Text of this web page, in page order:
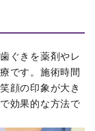
ぐきを薬剤やレ
です。施術時間
顔の印象が大き
効果的な方法で